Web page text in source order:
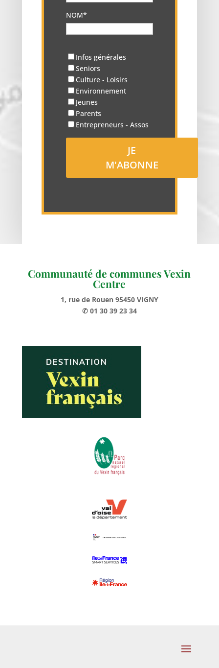
NOM*
Infos générales
Seniors
Culture - Loisirs
Environnement
Jeunes
Parents
Entrepreneurs - Assos
Communauté de communes Vexin
Centre
1, rue de Rouen 95450 VIGNY
✆ 01 30 39 23 34